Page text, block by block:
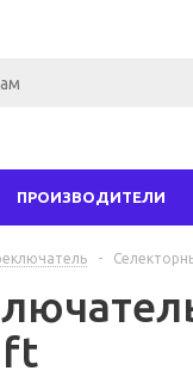
ПРОИЗВОДИТЕЛИ
-